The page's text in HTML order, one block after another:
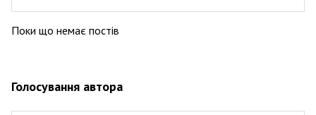
Поки що немає постів
Голосування автора